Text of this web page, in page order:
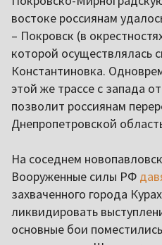
востоке россиянам
– Покровск (в
которой осуществлялась
Константиновка.
этой же трассе с запада
позволит россиянам
Днепропетровской
На соседнем
Вооруженные силы РФ
захваченного города
ликвидировать
основные бои